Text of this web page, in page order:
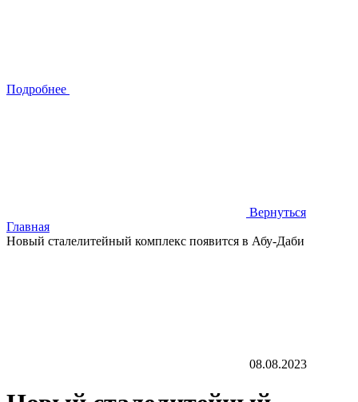
Подробнее
Вернуться
Главная
Новый сталелитейный комплекс появится в Абу-Даби
08.08.2023